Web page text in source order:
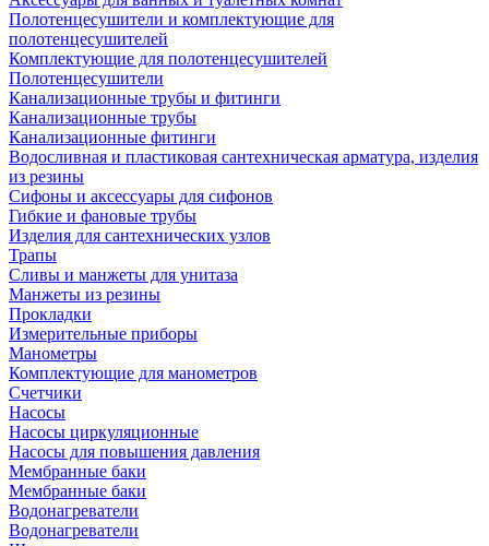
Полотенцесушители и комплектующие для
полотенцесушителей
Комплектующие для полотенцесушителей
Полотенцесушители
Канализационные трубы и фитинги
Канализационные трубы
Канализационные фитинги
Водосливная и пластиковая сантехническая арматура, изделия
из резины
Сифоны и аксессуары для сифонов
Гибкие и фановые трубы
Изделия для сантехнических узлов
Трапы
Сливы и манжеты для унитаза
Манжеты из резины
Прокладки
Измерительные приборы
Манометры
Комплектующие для манометров
Счетчики
Насосы
Насосы циркуляционные
Насосы для повышения давления
Мембранные баки
Мембранные баки
Водонагреватели
Водонагреватели